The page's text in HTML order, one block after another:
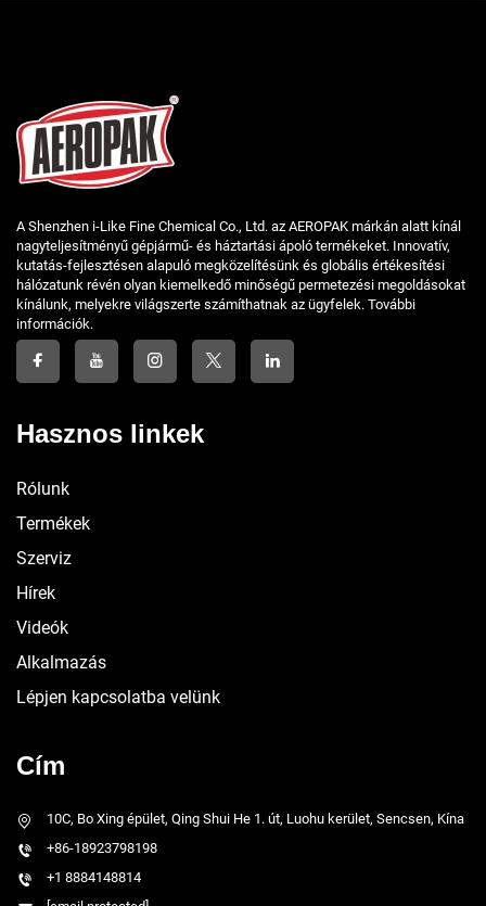
A Shenzhen i-Like Fine Chemical Co., Ltd. az AEROPAK márkán alatt kínál
nagyteljesítményű gépjármű- és háztartási ápoló termékeket. Innovatív,
kutatás-fejlesztésen alapuló megközelítésünk és globális értékesítési
hálózatunk révén olyan kiemelkedő minőségű permetezési megoldásokat
kínálunk, melyekre világszerte számíthatnak az ügyfelek. További
információk.
Hasznos linkek
Rólunk
Termékek
Szerviz
Hírek
Videók
Alkalmazás
Lépjen kapcsolatba velünk
Cím
10C, Bo Xing épület, Qing Shui He 1. út, Luohu kerület, Sencsen, Kína
+86-18923798198
+1 8884148814